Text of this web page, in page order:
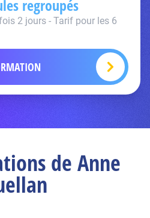
regroupés
2 jours - Tarif pour les 6
de Anne